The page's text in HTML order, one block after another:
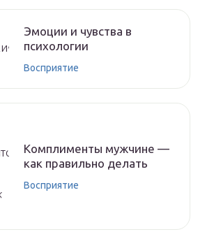
Эмоции и чувства в
психологии
Восприятие
Комплименты мужчине —
как правильно делать
Восприятие